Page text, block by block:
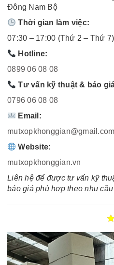
Đông Nam Bộ
Thời gian làm việc:
07:30 – 17:00 (Thứ 2 – Thứ 7)
Hotline:
0899 06 08 08
Tư vấn kỹ thuật & báo
0796 06 08 08
Email:
mutxopkhonggian@gmail.com
Website:
mutxopkhonggian.vn
Liên hệ để được tư vấn kỹ
báo giá phù hợp theo nhu